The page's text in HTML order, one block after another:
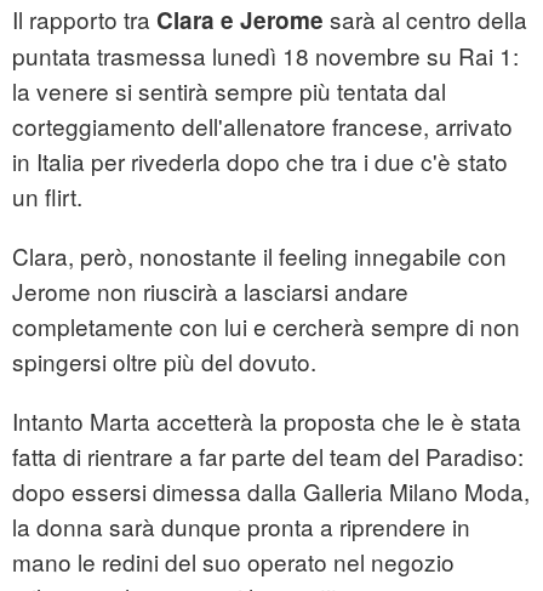
Il rapporto tra Clara e Jerome sarà al centro della
puntata trasmessa lunedì 18 novembre su Rai 1:
la venere si sentirà sempre più tentata dal
corteggiamento dell'allenatore francese, arrivato
in Italia per rivederla dopo che tra i due c'è stato
un flirt.
Clara, però, nonostante il feeling innegabile con
Jerome non riuscirà a lasciarsi andare
completamente con lui e cercherà sempre di non
spingersi oltre più del dovuto.
Intanto Marta accetterà la proposta che le è stata
fatta di rientrare a far parte del team del Paradiso:
dopo essersi dimessa dalla Galleria Milano Moda,
la donna sarà dunque pronta a riprendere in
mano le redini del suo operato nel negozio